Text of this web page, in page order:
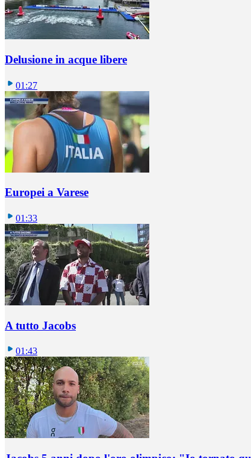
Delusione in acque libere
01:27
Europei a Varese
01:33
A tutto Jacobs
01:43